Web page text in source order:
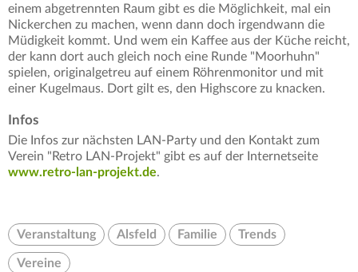
einem abgetrennten Raum gibt es die Möglichkeit, mal ein
Nickerchen zu machen, wenn dann doch irgendwann die
Müdigkeit kommt. Und wem ein Kaffee aus der Küche reicht,
der kann dort auch gleich noch eine Runde "Moorhuhn"
spielen, originalgetreu auf einem Röhrenmonitor und mit
einer Kugelmaus. Dort gilt es, den Highscore zu knacken.
Infos
Die Infos zur nächsten LAN-Party und den Kontakt zum
Verein "Retro LAN-Projekt" gibt es auf der Internetseite
www.retro-lan-projekt.de.
Veranstaltung Alsfeld Familie Trends
Vereine